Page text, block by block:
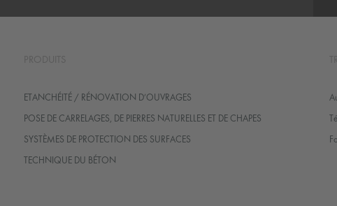
ETANCHÉITÉ / RÉNOVATION D’OUVRAGES
POSE DE CARRELAGES, DE PIERRES NATURELLES ET DE CHAPES
SYSTÈMES DE PROTECTION DES SURFACES
TECHNIQUE DU BÉTON